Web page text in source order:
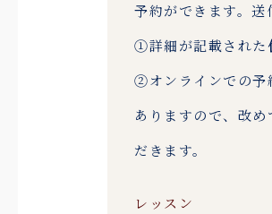
予約ができます。送
①詳細が記載された
②オンラインでの予
ありますので、改め
だきます。
レッスン